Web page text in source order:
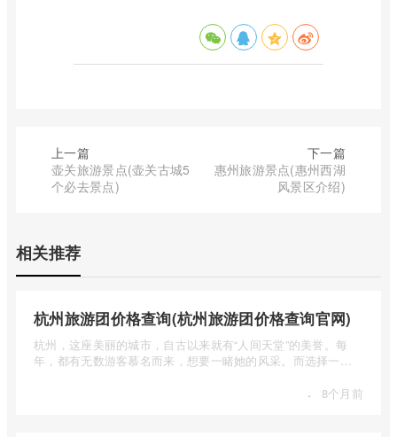
上一篇
壶关旅游景点(壶关古城5
个必去景点)
下一篇
惠州旅游景点(惠州西湖
风景区介绍)
相关推荐
杭州旅游团价格查询(杭州旅游团价格查询官网)
杭州，这座美丽的城市，自古以来就有“人间天堂”的美誉。每
年，都有无数游客慕名而来，想要一睹她的风采。而选择一个
· 8个月前